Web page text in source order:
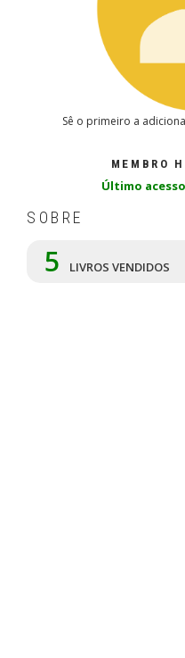
Sê o primeiro a
MEMBRO
Último
SOBRE
5 LIVROS VENDIDOS